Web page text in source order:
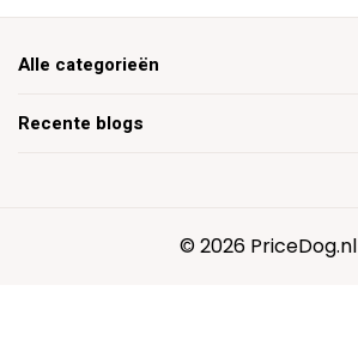
Recente blogs
Alle categorieën
© 2026 PriceDog.nl